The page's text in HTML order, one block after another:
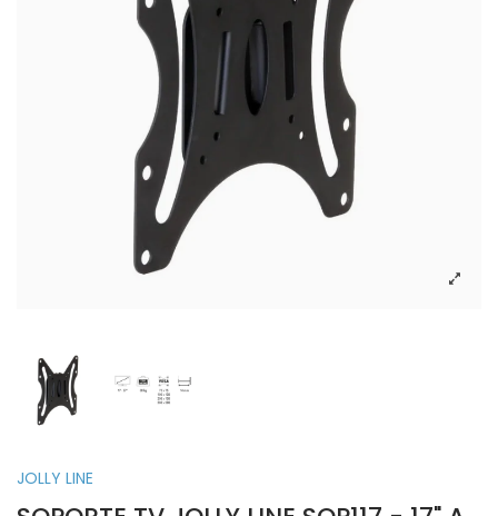
JOLLY LINE